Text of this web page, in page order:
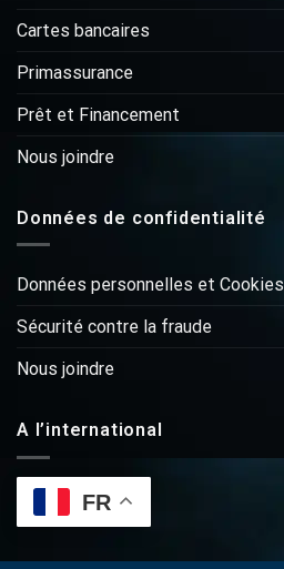
Cartes bancaires
Primassurance
Prêt et Financement
Nous joindre
Données de confidentialité
Données personnelles et Cookies
Sécurité contre la fraude
Nous joindre
A l’international
FR